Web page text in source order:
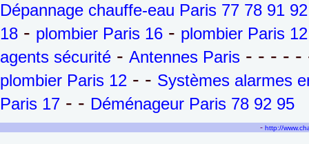
Dépannage chauffe-eau Paris 77 78 91
18 - plombier Paris 16 - plombier Paris 12
agents sécurité - Antennes Paris - - - -
plombier Paris 12 - - Systèmes alarmes
Paris 17 - - Déménageur Paris 78 92 95
- http://